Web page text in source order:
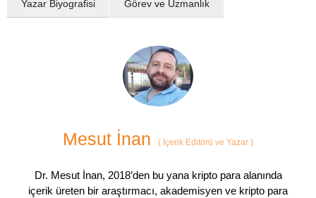
Yazar Biyografisi Görev ve Uzmanlık
Mesut İnan ( İçerik Editörü ve Yazar )
Dr. Mesut İnan, 2018’den bu yana kripto para alanında
içerik üreten bir araştırmacı, akademisyen ve kripto para